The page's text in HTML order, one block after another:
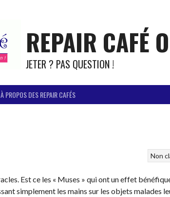
REPAIR CAFÉ
JETER ? PAS QUESTION !
À PROPOS DES REPAIR CAFÉS
Non
Est ce les « Muses » qui ont un effet
simplement les mains sur les objets malades